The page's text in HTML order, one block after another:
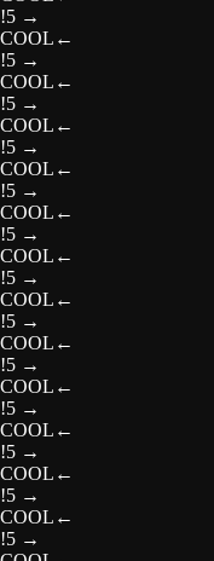
!5 →
COOL ←
!5 →
COOL ←
!5 →
COOL ←
!5 →
COOL ←
!5 →
COOL ←
!5 →
COOL ←
!5 →
COOL ←
!5 →
COOL ←
!5 →
COOL ←
!5 →
COOL ←
!5 →
COOL ←
!5 →
COOL ←
!5 →